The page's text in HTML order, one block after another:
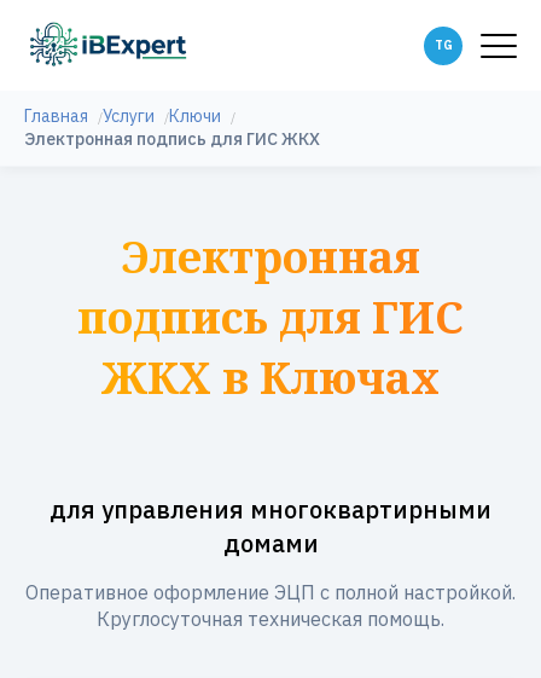
Главная Услуги
Ключи
Электронная подпись для ГИС ЖКХ
Электронная
подпись для ГИС
ЖКХ в Ключах
для управления многоквартирными
домами
Оперативное оформление ЭЦП с полной настройкой.
Круглосуточная техническая помощь.